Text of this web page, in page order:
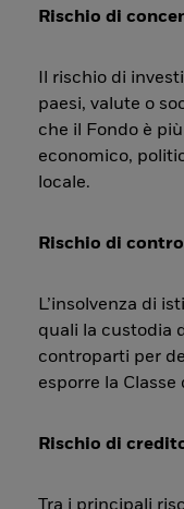
Rischio di
Il rischio di
paesi, valute o
che il Fondo è
economico,
locale.
Rischio di
L’insolvenza di
quali la custodia
controparti per
esporre la
Rischio di